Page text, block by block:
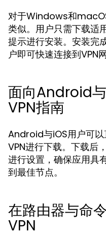
对于Windows和
类似。用户只需下载适
提示进行安装。安装完
户即可快速连接到VPN网
面向Android
VPN指南
Android与iOS用户可
VPN进行下载。下载后
进行设置，确保应用具
到最佳节点。
在路由器与命
VPN